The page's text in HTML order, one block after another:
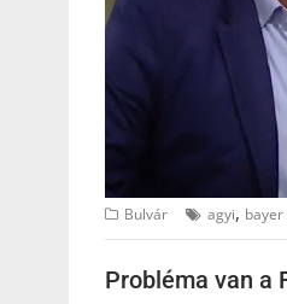
Bulvár agyi,
Probléma van a